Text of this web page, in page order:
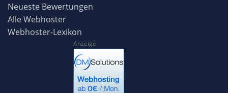
Neueste Bewertungen
Alle Webhoster
Webhoster-Lexikon
Anzeige